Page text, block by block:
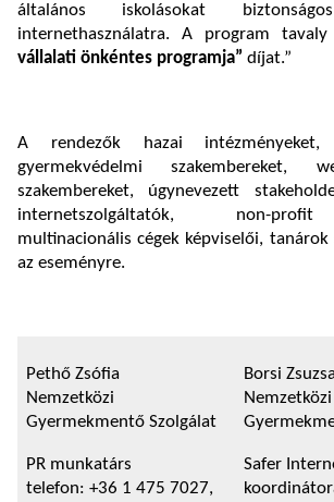
általános iskolásokat
internethasználatra. A program
vállalati önkéntes programja” díjat.”
A rendezők hazai intézményeket,
gyermekvédelmi szakembereket,
szakembereket, úgynevezett
internetszolgáltatók, non-profit
multinacionális cégek képviselői,
az eseményre.
Pethő Zsófia
Nemzetközi
Gyermekmentő Szolgálat
PR munkatárs
telefon: +36 1 475 7027,
Borsi
Nemzetközi
Safer